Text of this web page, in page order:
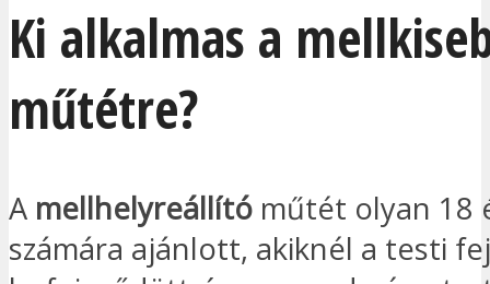
Ki alkalmas a
műtétre?
A mellhelyreállító műtét olyan 18
számára ajánlott, akiknél a testi